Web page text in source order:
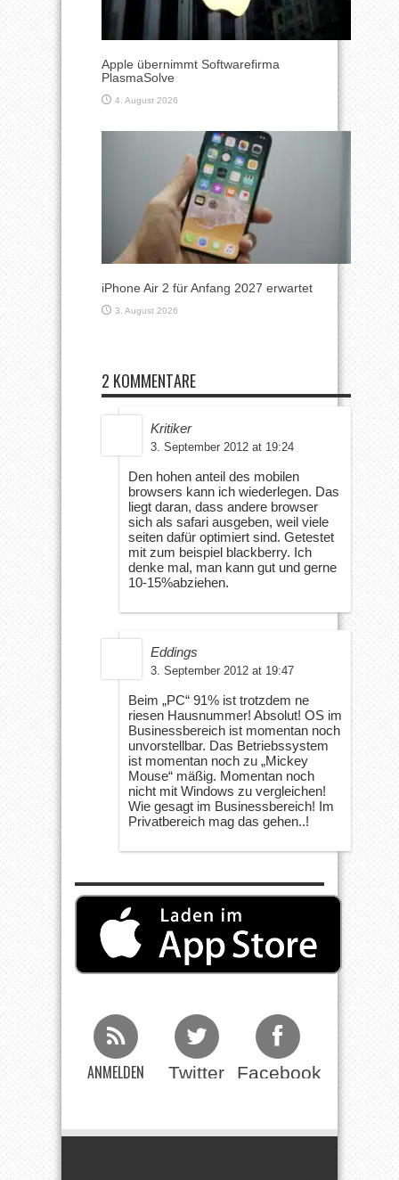
Apple übernimmt Softwarefirma
PlasmaSolve
4. August 2026
iPhone Air 2 für Anfang 2027 erwartet
3. August 2026
2 KOMMENTARE
Kritiker
3. September 2012 at 19:24
Den hohen anteil des mobilen
browsers kann ich wiederlegen. Das
liegt daran, dass andere browser
sich als safari ausgeben, weil viele
seiten dafür optimiert sind. Getestet
mit zum beispiel blackberry. Ich
denke mal, man kann gut und gerne
10-15%abziehen.
Eddings
3. September 2012 at 19:47
Beim „PC“ 91% ist trotzdem ne
riesen Hausnummer! Absolut! OS im
Businessbereich ist momentan noch
unvorstellbar. Das Betriebssystem
ist momentan noch zu „Mickey
Mouse“ mäßig. Momentan noch
nicht mit Windows zu vergleichen!
Wie gesagt im Businessbereich! Im
Privatbereich mag das gehen..!
ANMELDEN Twitter Facebook